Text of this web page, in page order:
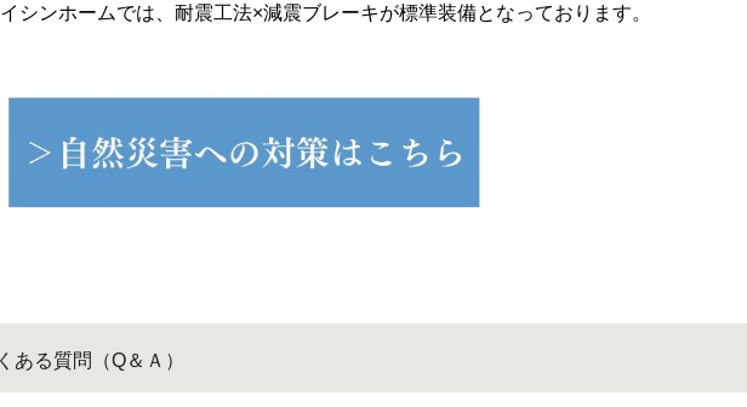
イシンホームでは、耐震工法×減震ブレーキが標準装備となっております。
ある質問（Q＆Ａ）